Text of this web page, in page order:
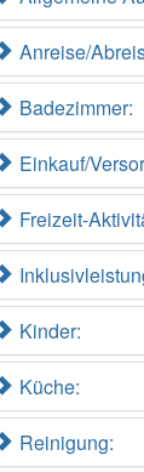
Anreise/
Badezimmer:
Einkauf/
Freizeit-
Kinder:
Küche:
Reinigung: